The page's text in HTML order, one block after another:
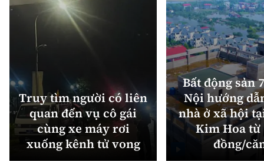
Truy tìm người có liên
quan đến vụ cô gái
cùng xe máy rơi
xuống kênh tử vong
Bất động sản
Nội hướng
nhà ở xã hội
Kim Hoa từ
đồng/